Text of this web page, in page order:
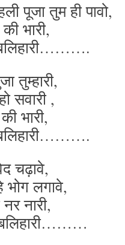
पूजा तुम ही पावो,
भारी,
तुम्हारी,
सवारी ,
भारी,
चढ़ावे,
लगावे,
नारी,